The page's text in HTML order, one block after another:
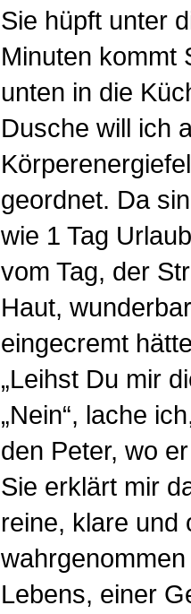
Sie hüpft unter
Minuten kommt
unten in die
Dusche will ich
geordnet. Da
wie 1 Tag
vom Tag, der
Haut,
eingecremt
„Leihst Du mir
„Nein“, lache
den Peter, wo
Sie erklärt mir
reine, klare und
Lebens, einer